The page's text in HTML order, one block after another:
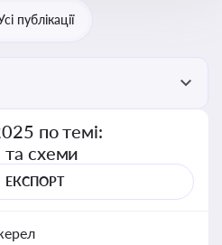
публікації
по темі:
та схеми
ЕКСПОРТ